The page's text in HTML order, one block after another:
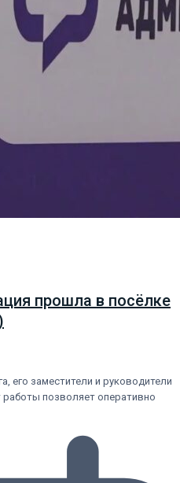
прошла в посёлке
его заместители и руководители
позволяет оперативно